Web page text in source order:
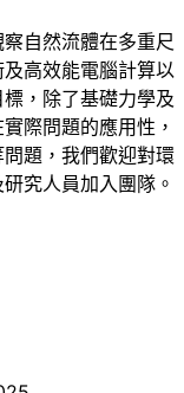
自然流體在多重尺
高效能電腦計算以
，除了基礎力學及
際問題的應用性，
題，我們歡迎對環
究人員加入團隊。